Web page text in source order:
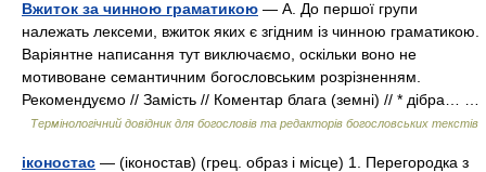
Вжиток за чинною граматикою — А. До першої групи
належать лексеми, вжиток яких є згідним із чинною граматикою.
Варіянтне написання тут виключаємо, оскільки воно не
мотивоване семантичним богословським розрізненням.
Рекомендуємо // Замість // Коментар блага (земні) // * дібра… …
Термінологічний довідник для богословів та редакторів богословських текстів
іконостас — (іконостав) (грец. образ і місце) 1. Перегородка з